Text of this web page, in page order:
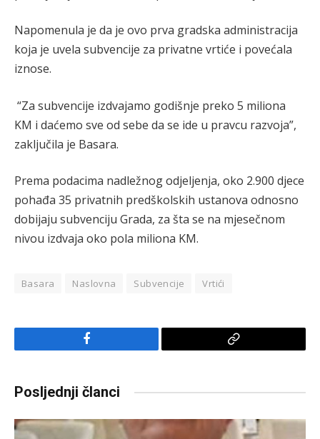
Napomenula je da je ovo prva gradska administracija
koja je uvela subvencije za privatne vrtiće i povećala
iznose.
“Za subvencije izdvajamo godišnje preko 5 miliona
KM i daćemo sve od sebe da se ide u pravcu razvoja”,
zaključila je Basara.
Prema podacima nadležnog odjeljenja, oko 2.900 djece
pohađa 35 privatnih predškolskih ustanova odnosno
dobijaju subvenciju Grada, za šta se na mjesečnom
nivou izdvaja oko pola miliona KM.
Basara Naslovna Subvencije Vrtići
Facebook
Copy
Posljednji članci